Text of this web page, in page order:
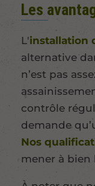
Les
L'installation
alternative
n’est pas
contrôle
demande
Nos
mener à bien